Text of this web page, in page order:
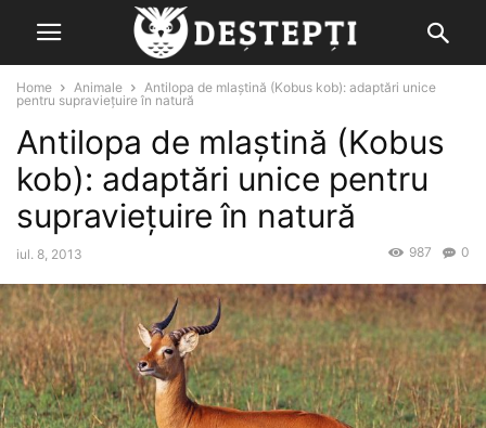
Home Animale
Antilopa de mlaștină (Kobus kob): adaptări unice
pentru supraviețuire în natură
Antilopa de mlaștină (Kobus
kob): adaptări unice pentru
supraviețuire în natură
iul. 8, 2013 0
987